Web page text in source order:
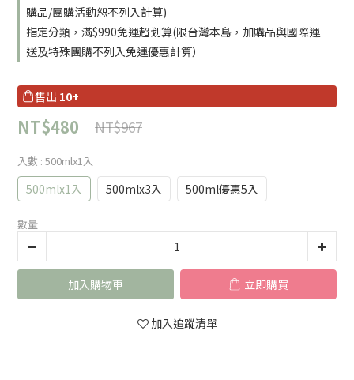
購品/團購活動恕不列入計算)
指定分類，滿$990免運超划算(限台灣本島，加購品與國際運
送及特殊團購不列入免運優惠計算）
售出 10+
NT$967
NT$480
入數 : 500mlx1入
500mlx1入 500mlx3入 500ml優惠5入
數量
加入購物車 立即購買
加入追蹤清單